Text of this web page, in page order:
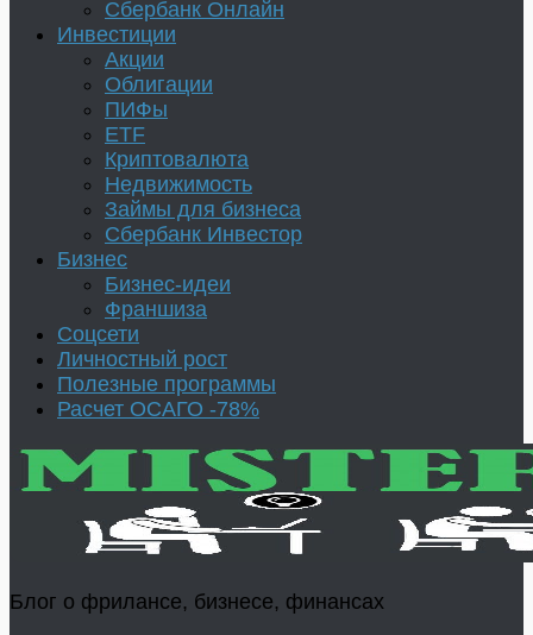
Сбербанк Онлайн
Инвестиции
Акции
Облигации
ПИФы
ETF
Криптовалюта
Недвижимость
Займы для бизнеса
Сбербанк Инвестор
Бизнес
Бизнес-идеи
Франшиза
Соцсети
Личностный рост
Полезные программы
Расчет ОСАГО -78%
Блог о фрилансе, бизнесе, финансах